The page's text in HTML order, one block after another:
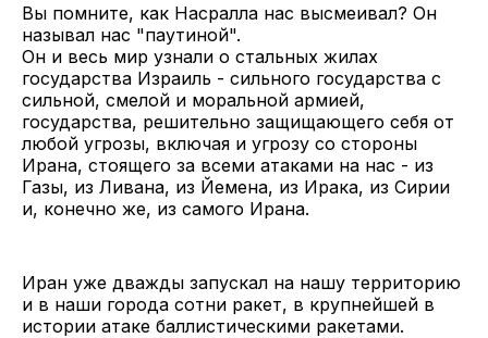
Вы помните, как Насралла нас высмеивал? Он
называл нас "паутиной".
Он и весь мир узнали о стальных жилах
государства Израиль - сильного государства с
сильной, смелой и моральной армией,
государства, решительно защищающего себя от
любой угрозы, включая и угрозу со стороны
Ирана, стоящего за всеми атаками на нас - из
Газы, из Ливана, из Йемена, из Ирака, из Сирии
и, конечно же, из самого Ирана.
Иран уже дважды запускал на нашу территорию
и в наши города сотни ракет, в крупнейшей в
истории атаке баллистическими ракетами.